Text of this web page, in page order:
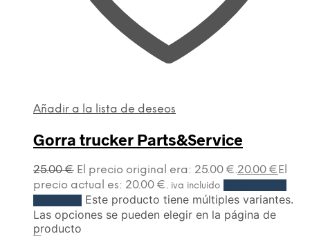
Añadir a la lista de deseos
Gorra trucker Parts&Service
25.00€ El precio original era: 25.00 €.20.00 € El
precio actual es: 20.00 €. iva incluido
Este producto tiene múltiples variantes.
Las opciones se pueden elegir en la página de
producto